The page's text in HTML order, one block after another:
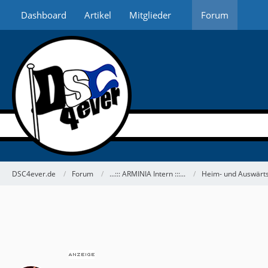
Dashboard Artikel Mitglieder Forum
DSC4ever.de Forum ...::: ARMINIA Intern :::... Heim- und